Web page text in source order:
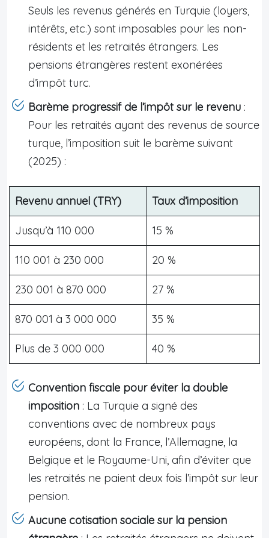
Seuls les revenus générés en Turquie (loyers,
intérêts, etc.) sont imposables pour les non-
résidents et les retraités étrangers. Les
pensions étrangères restent exonérées
d’impôt turc.
Barème progressif de l’impôt sur le revenu :
Pour les retraités ayant des revenus de source
turque, l’imposition suit le barème suivant
(2025) :
Revenu annuel (TRY) Taux d’imposition
Jusqu’à 110 000 15 %
110 001 à 230 000 20 %
230 001 à 870 000 27 %
870 001 à 3 000 000 35 %
Plus de 3 000 000 40 %
Convention fiscale pour éviter la double
imposition : La Turquie a signé des
conventions avec de nombreux pays
européens, dont la France, l’Allemagne, la
Belgique et le Royaume-Uni, afin d’éviter que
les retraités ne paient deux fois l’impôt sur leur
pension.
Aucune cotisation sociale sur la pension